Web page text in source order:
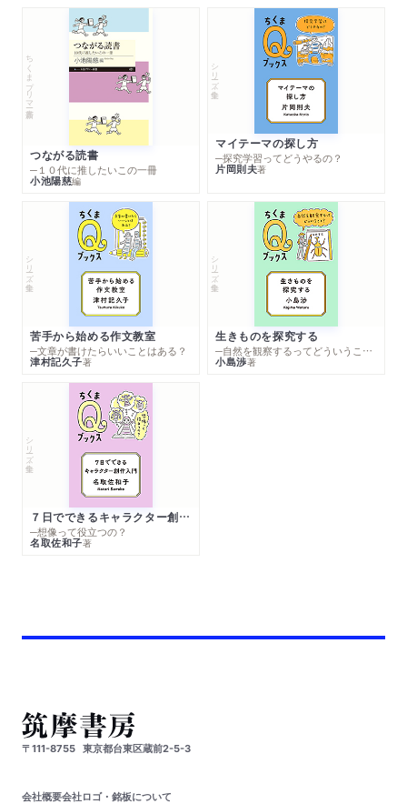
ちくまプリマー新書
つながる読書
─１０代に推したいこの一冊
小池陽慈編
シリーズ・全集
マイテーマの探し方
─探究学習ってどうやるの？
片岡則夫著
シリーズ・全集
苦手から始める作文教室
─文章が書けたらいいことはある？
津村記久子著
シリーズ・全集
生きものを探究する
─自然を観察するってどういうこと？
小島渉著
シリーズ・全集
７日でできるキャラクター創作入門
─想像って役立つの？
名取佐和子著
〒111-8755 東京都台東区蔵前2-5-3
会社概要会社ロゴ・銘板について